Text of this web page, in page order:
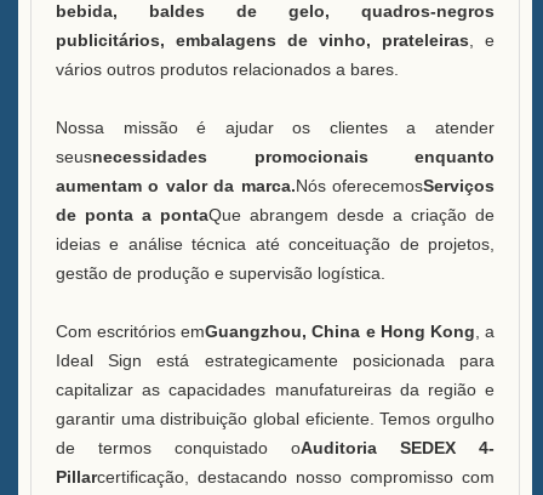
bebida, baldes de gelo, quadros-negros
publicitários, embalagens de vinho, prateleiras , e
vários outros produtos relacionados a bares.
Nossa missão é ajudar os clientes a atender
seusnecessidades promocionais enquanto
aumentam o valor da marca.Nós oferecemosServiços
de ponta a pontaQue abrangem desde a criação de
ideias e análise técnica até conceituação de projetos,
gestão de produção e supervisão logística.
Com escritórios emGuangzhou, China e Hong Kong , a
Ideal Sign está estrategicamente posicionada para
capitalizar as capacidades manufatureiras da região e
garantir uma distribuição global eficiente. Temos orgulho
de termos conquistado oAuditoria SEDEX 4-
Pillarcertificação, destacando nosso compromisso com